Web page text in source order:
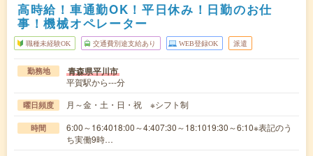
高時給！車通勤OK！平日休み！日勤のお仕
事！機械オペレーター
職種未経験OK 交通費別途支給あり WEB登録OK 派遣
勤務地 青森県平川市
平賀駅から---分
曜日頻度 月～金・土・日・祝 ※シフト制
時間
6:00～16:4018:00～4:407:30～18:1019:30～6:10※表記のう
ち実働9時…